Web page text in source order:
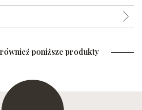
poniższe produkty